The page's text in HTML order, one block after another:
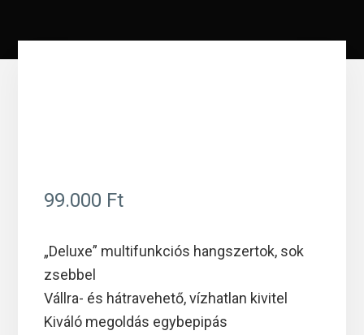
99.000 Ft
„Deluxe” multifunkciós hangszertok, sok
zsebbel
Vállra- és hátravehető, vízhatlan kivitel
Kiváló megoldás egybepipás